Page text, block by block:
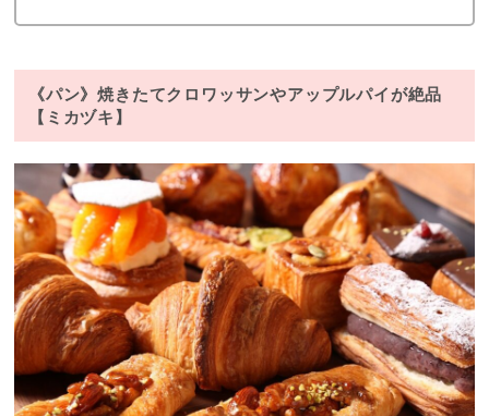
《パン》焼きたてクロワッサンやアップルパイが絶品
【ミカヅキ】